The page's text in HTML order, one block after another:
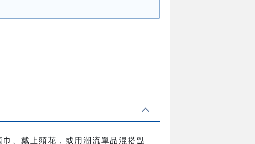
、戴上頭花，或用潮流單品混搭點